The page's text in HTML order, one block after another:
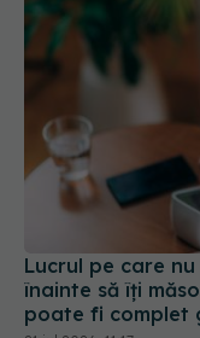
Lucrul pe care
înainte să îți
poate fi complet
21 iul 2026, 11:17